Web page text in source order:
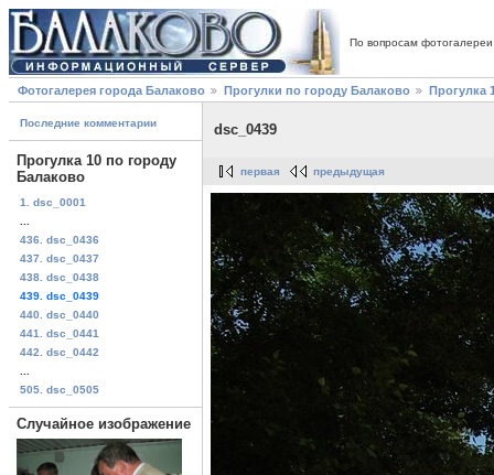
По вопросам
Фотогалерея города Балаково Прогулки по городу Балаково Прогулка
Последние комментарии
Прогулка 10 по городу
Балаково
1. dsc_0001
436. dsc_0436
437. dsc_0437
438. dsc_0438
439. dsc_0439
440. dsc_0440
441. dsc_0441
442. dsc_0442
505. dsc_0505
Случайное изображение
dsc_0439
первая предыдущая